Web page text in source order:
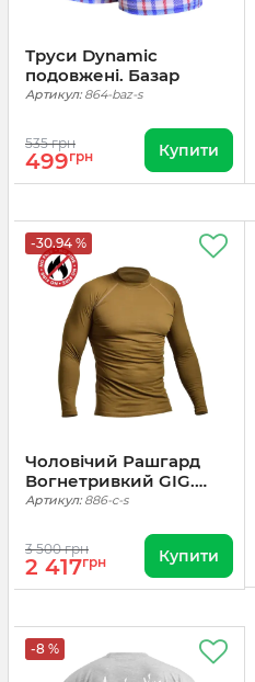
Труси Dynamic
подовжені. Базар
Артикул:864-baz-s
535 грн
499грн Купити
-30.94 %
Чоловічий Рашгард
Вогнетривкий GIG.
Койот
Артикул:886-c-s
3 500 грн
2 417грн Купити
-8 %